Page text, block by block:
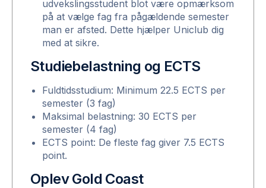
udvekslingsstudent blot være opmærksom
på at vælge fag fra pågældende semester
man er afsted. Dette hjælper Uniclub dig
med at sikre.
Studiebelastning og ECTS
Fuldtidsstudium: Minimum 22.5 ECTS per
semester (3 fag)
Maksimal belastning: 30 ECTS per
semester (4 fag)
ECTS point: De fleste fag giver 7.5 ECTS
point.
Oplev Gold Coast